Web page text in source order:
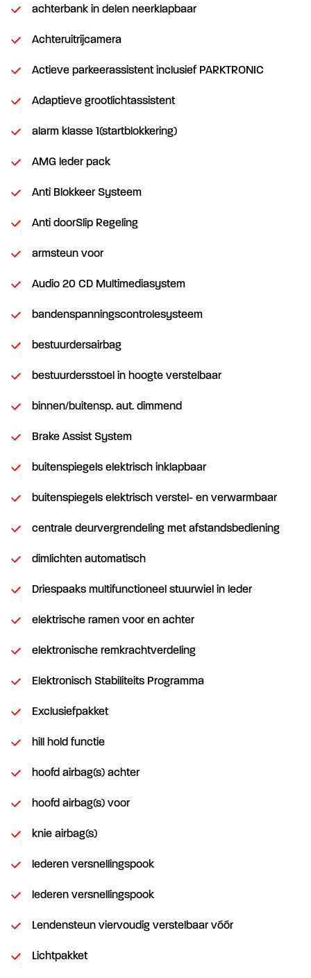
achterbank in delen neerklapbaar
Achteruitrijcamera
Actieve parkeerassistent inclusief PARKTRONIC
Adaptieve grootlichtassistent
alarm klasse 1(startblokkering)
AMG leder pack
Anti Blokkeer Systeem
Anti doorSlip Regeling
armsteun voor
Audio 20 CD Multimediasystem
bandenspanningscontrolesysteem
bestuurdersairbag
bestuurdersstoel in hoogte verstelbaar
binnen/buitensp. aut. dimmend
Brake Assist System
buitenspiegels elektrisch inklapbaar
buitenspiegels elektrisch verstel- en verwarmbaar
centrale deurvergrendeling met afstandsbediening
dimlichten automatisch
Driespaaks multifunctioneel stuurwiel in leder
elektrische ramen voor en achter
elektronische remkrachtverdeling
Elektronisch Stabiliteits Programma
Exclusiefpakket
hill hold functie
hoofd airbag(s) achter
hoofd airbag(s) voor
knie airbag(s)
lederen versnellingspook
lederen versnellingspook
Lendensteun viervoudig verstelbaar vóór
Lichtpakket